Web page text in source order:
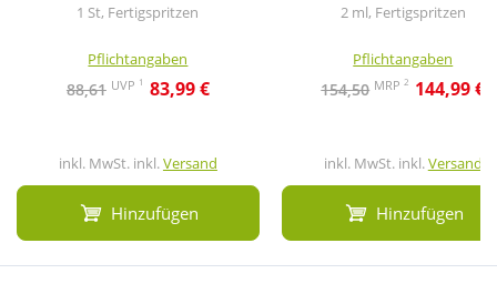
1 St, Fertigspritzen
Pflichtangaben
88,61 UVP 1 83,99 €
inkl. MwSt. inkl.Versand
Hinzufügen
2 ml, Fertigspritzen
Pflichtangaben
154,50 MRP2 144,99 €
inkl. MwSt. inkl.Versand
Hinzufügen